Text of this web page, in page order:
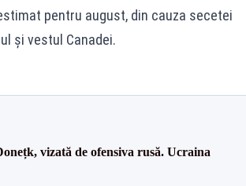
pentru august, din cauza secetei
și vestul Canadei.
vizată de ofensiva rusă. Ucraina